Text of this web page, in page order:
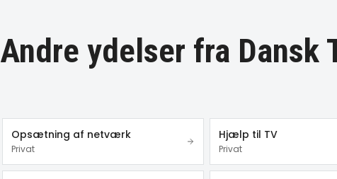
Andre ydelser fra Dansk
Opsætning af netværk
Privat
Hjælp til TV
Privat